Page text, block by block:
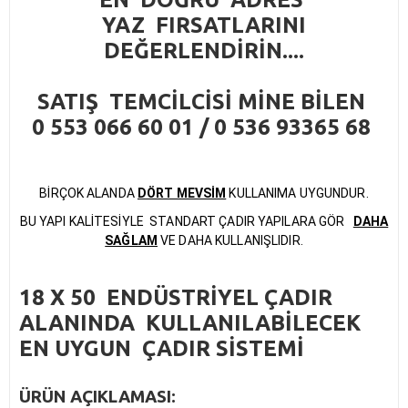
YAZ FIRSATLARINI
DEĞERLENDİRİN....
SATIŞ TEMCİLCİSİ MİNE BİLEN
0 553 066 60 01 / 0 536 93365 68
BİRÇOK ALANDA DÖRT MEVSİM KULLANIMA UYGUNDUR.
BU YAPI KALİTESİYLE STANDART ÇADIR YAPILARA GÖR
DAHA
SAĞLAM VE DAHA KULLANIŞLIDIR.
18 X 50 ENDÜSTRİYEL ÇADIR
ALANINDA KULLANILABİLECEK
EN UYGUN ÇADIR SİSTEMİ
ÜRÜN AÇIKLAMASI: